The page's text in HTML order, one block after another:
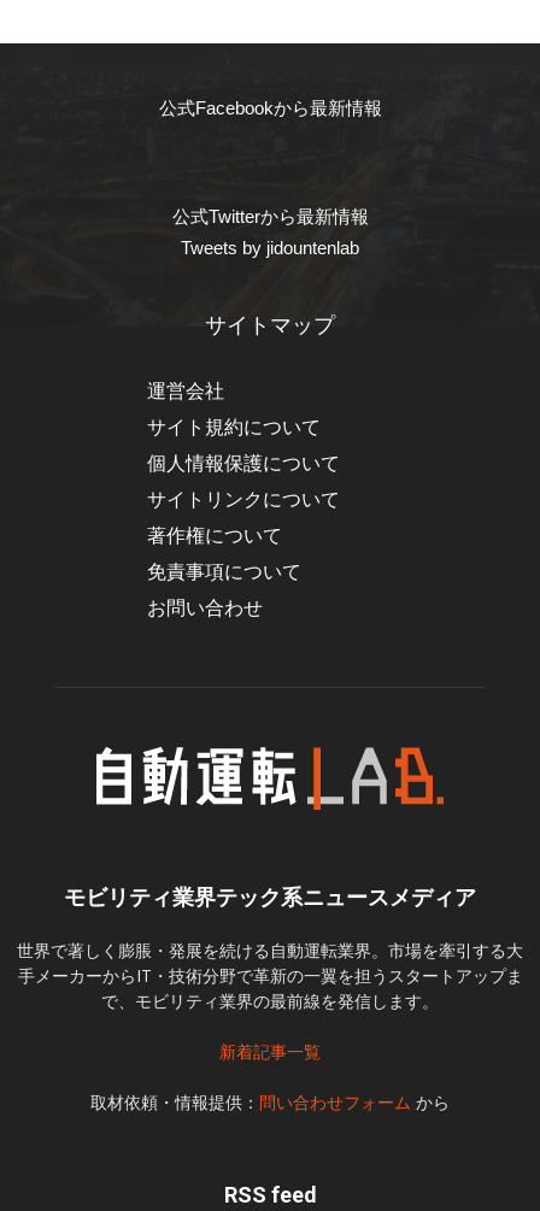
公式Facebookから最新情報
公式Twitterから最新情報
Tweets by jidountenlab
サイトマップ
運営会社
サイト規約について
個人情報保護について
サイトリンクについて
著作権について
免責事項について
お問い合わせ
モビリティ業界テック系ニュースメディア
世界で著しく膨脹・発展を続ける自動運転業界。市場を牽引する大
手メーカーからIT・技術分野で革新の一翼を担うスタートアップま
で、モビリティ業界の最前線を発信します。
新着記事一覧
取材依頼・情報提供： 問い合わせフォーム から
RSS feed